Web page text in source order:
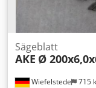
Wiefelstede 715
Sägeblatt
AKE Ø